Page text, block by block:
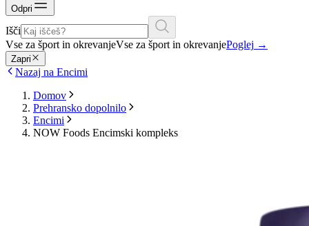
Odpri
Išči
Vse za šport in okrevanjeVse za šport in okrevanjePoglej →
Zapri
Nazaj na Encimi
Domov
Prehransko dopolnilo
Encimi
NOW Foods Encimski kompleks